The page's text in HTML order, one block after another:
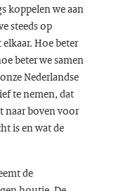
koppelen we aan
steeds op
Hoe beter
beter we samen
Nederlandse
te nemen, dat
naar boven voor
is en wat de
de